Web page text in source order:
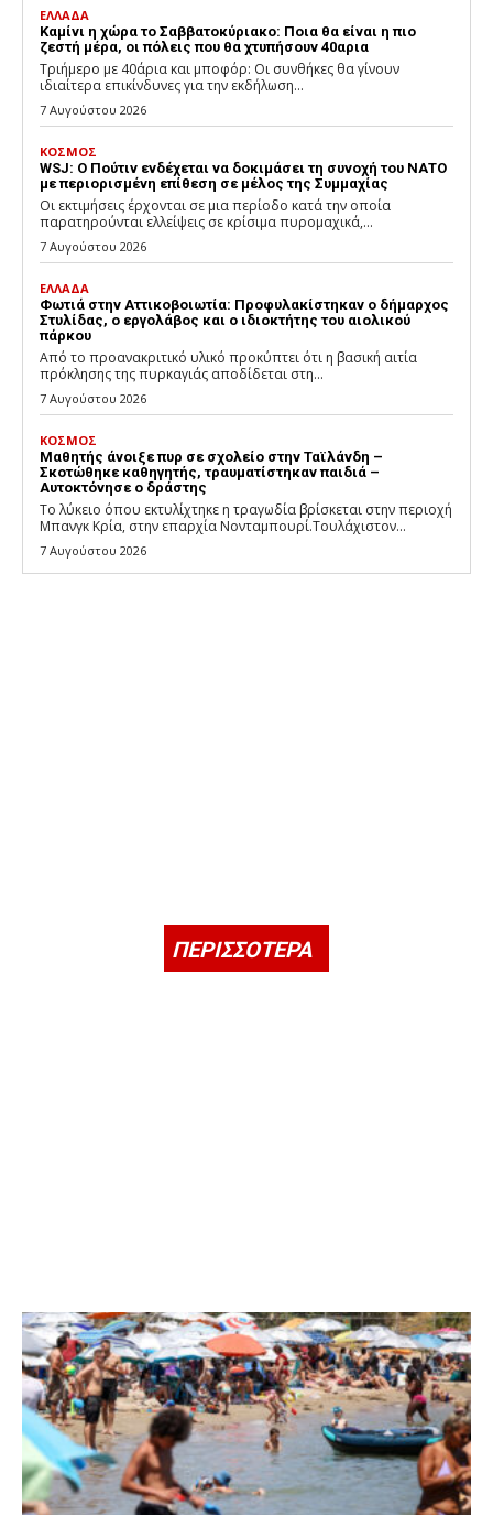
ΕΛΛΑΔΑ
Καμίνι η χώρα το Σαββατοκύριακο: Ποια θα είναι η πιο
ζεστή μέρα, οι πόλεις που θα χτυπήσουν 40αρια
Τριήμερο με 40άρια και μποφόρ: Οι συνθήκες θα γίνουν
ιδιαίτερα επικίνδυνες για την εκδήλωση...
7 Αυγούστου 2026
ΚΟΣΜΟΣ
WSJ: Ο Πούτιν ενδέχεται να δοκιμάσει τη συνοχή του ΝΑΤΟ
με περιορισμένη επίθεση σε μέλος της Συμμαχίας
Οι εκτιμήσεις έρχονται σε μια περίοδο κατά την οποία
παρατηρούνται ελλείψεις σε κρίσιμα πυρομαχικά,...
7 Αυγούστου 2026
ΕΛΛΑΔΑ
Φωτιά στην Αττικοβοιωτία: Προφυλακίστηκαν ο δήμαρχος
Στυλίδας, ο εργολάβος και ο ιδιοκτήτης του αιολικού
πάρκου
Από το προανακριτικό υλικό προκύπτει ότι η βασική αιτία
πρόκλησης της πυρκαγιάς αποδίδεται στη...
7 Αυγούστου 2026
ΚΟΣΜΟΣ
Μαθητής άνοιξε πυρ σε σχολείο στην Ταϊλάνδη –
Σκοτώθηκε καθηγητής, τραυματίστηκαν παιδιά –
Αυτοκτόνησε ο δράστης
Το λύκειο όπου εκτυλίχτηκε η τραγωδία βρίσκεται στην περιοχή
Μπανγκ Κρία, στην επαρχία Νονταμπουρί.Τουλάχιστον...
7 Αυγούστου 2026
ΠΕΡΙΣΣΟΤΕΡΑ